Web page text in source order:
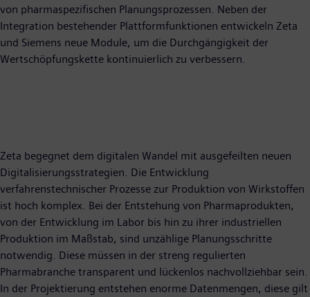
von pharmaspezifischen Planungsprozessen. Neben der
Integration bestehender Plattformfunktionen entwickeln Zeta
und Siemens neue Module, um die Durchgängigkeit der
Wertschöpfungskette kontinuierlich zu verbessern.
Zeta begegnet dem digitalen Wandel mit ausgefeilten neuen
Digitalisierungsstrategien. Die Entwicklung
verfahrenstechnischer Prozesse zur Produktion von Wirkstoffen
ist hoch komplex. Bei der Entstehung von Pharmaprodukten,
von der Entwicklung im Labor bis hin zu ihrer industriellen
Produktion im Maßstab, sind unzählige Planungsschritte
notwendig. Diese müssen in der streng regulierten
Pharmabranche transparent und lückenlos nachvollziehbar sein.
In der Projektierung entstehen enorme Datenmengen, diese gilt